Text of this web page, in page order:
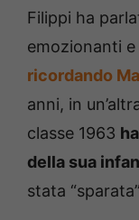
Filippi ha
emozionanti e
ricordando
anni, in
classe 1963
della sua
stata